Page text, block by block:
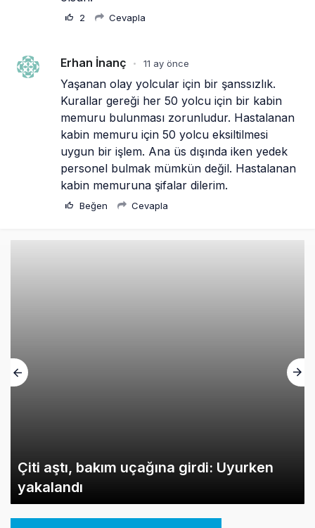
Yaşanan olay yolcular için bir şanssızlık.
kabin memuru için 50 yolcu eksiltilmesi
uygun bir işlem. Ana üs dışında iken yedek
personel bulmak mümkün değil. Hastalanan
kabin memuruna şifalar dilerim.
Beğen Cevapla